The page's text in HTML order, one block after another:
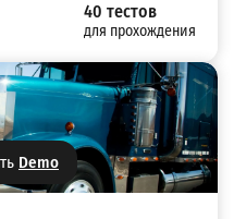
40 тестов
для прохождения
Demo